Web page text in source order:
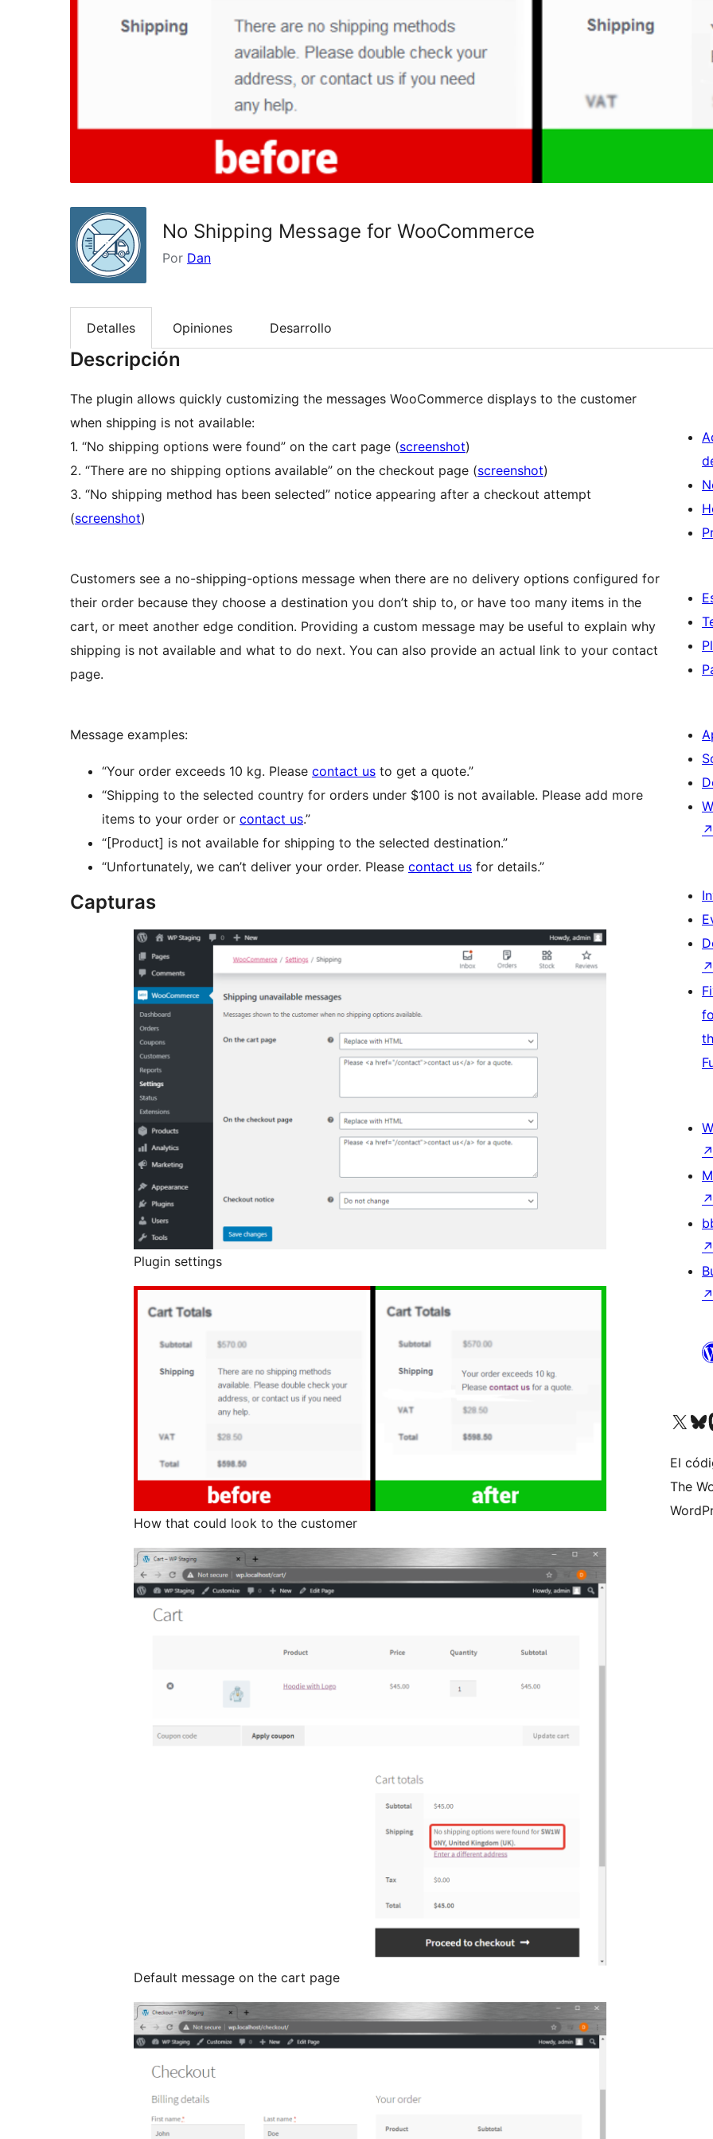
No Shipping Message for WooCommerce
Por Dan
Detalles Opiniones Desarrollo
Descripción
The plugin allows quickly customizing the messages WooCommerce displays to the customer
when shipping is not available:
1. “No shipping options were found” on the cart page (screenshot)
2. “There are no shipping options available” on the checkout page (screenshot)
3. “No shipping method has been selected” notice appearing after a checkout attempt
(screenshot)
Customers see a no-shipping-options message when there are no delivery options configured for
their order because they choose a destination you don’t ship to, or have too many items in the
cart, or meet another edge condition. Providing a custom message may be useful to explain why
shipping is not available and what to do next. You can also provide an actual link to your contact
page.
Message examples:
“Your order exceeds 10 kg. Please contact us to get a quote.”
“Shipping to the selected country for orders under $100 is not available. Please add more
items to your order or contact us.”
“[Product] is not available for shipping to the selected destination.”
“Unfortunately, we can’t deliver your order. Please contact us for details.”
Capturas
Plugin settings
How that could look to the customer
Default message on the cart page
↗
↗
↗
↗
↗
↗
Visita nuestra cuenta de
Visita
El
The